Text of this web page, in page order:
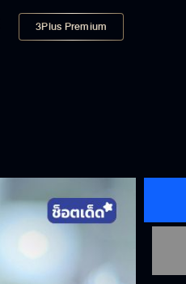
3Plus Premium